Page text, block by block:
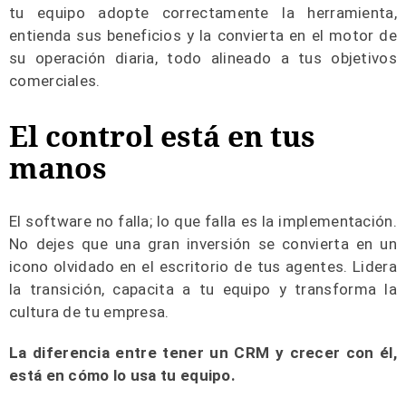
tu equipo adopte correctamente la herramienta,
entienda sus beneficios y la convierta en el motor de
su operación diaria, todo alineado a tus objetivos
comerciales.
El control está en tus
manos
El software no falla; lo que falla es la implementación.
No dejes que una gran inversión se convierta en un
icono olvidado en el escritorio de tus agentes. Lidera
la transición, capacita a tu equipo y transforma la
cultura de tu empresa.
La diferencia entre tener un CRM y crecer con él,
está en cómo lo usa tu equipo.